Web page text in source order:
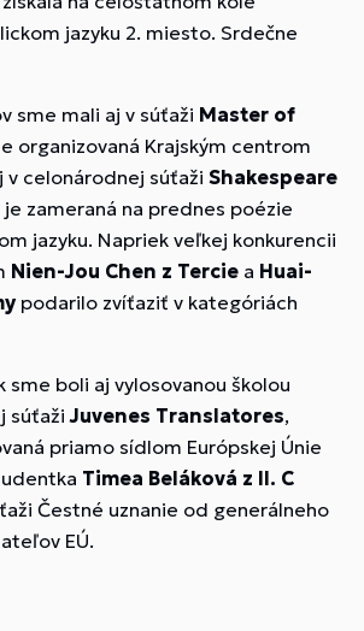
jazyku 2. miesto. Srdečne
sme mali aj v súťaži Master of
organizovaná Krajským centrom
v celonárodnej súťaži Shakespeare
je zameraná na prednes poézie
jazyku. Napriek veľkej konkurencii
Nien-Jou Chen z Tercie a Huai-
podarilo zvíťaziť v kategóriách
sme boli aj vylosovanou školou
súťažiJuvenes Translatores,
priamo sídlom Európskej Únie
Timea Beláková z II. C
Čestné uznanie od generálneho
EÚ.